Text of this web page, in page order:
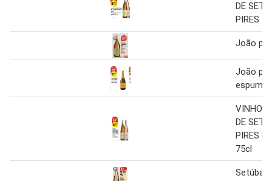
DE
PIRES
João
João
VINHO
DE
PIRES
75cl
Setúbal